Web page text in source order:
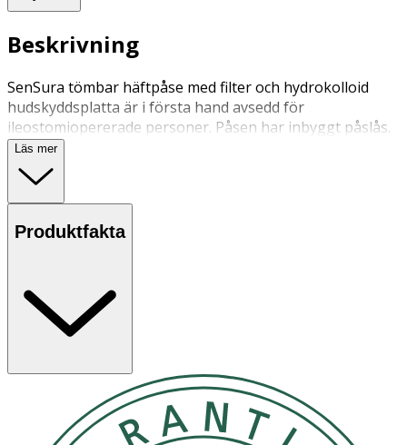
Beskrivning
SenSura tömbar häftpåse med filter och hydrokolloid
hudskyddsplatta är i första hand avsedd för
ileostomiopererade personer. Påsen har inbyggt påslås.
Läs mer
Produktfakta